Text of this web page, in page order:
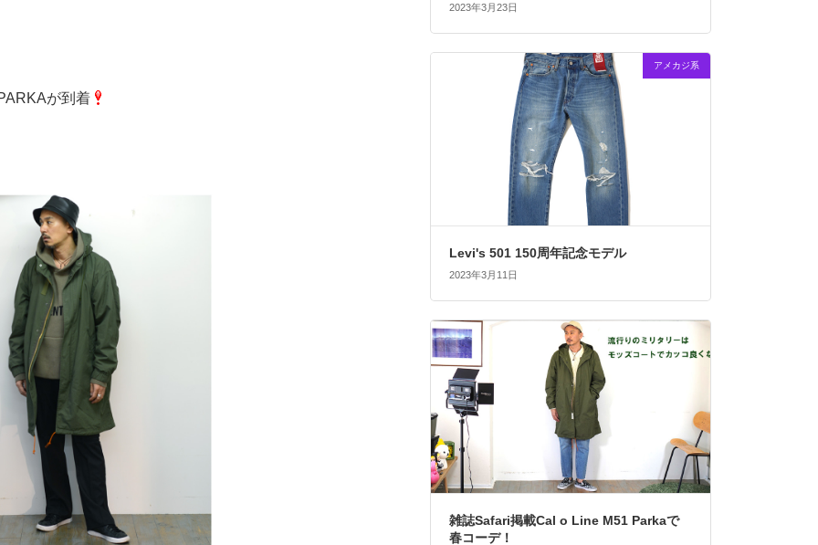
が到着
2023年3月23日
アメカジ系
Levi's 501 150周年記念モデル
2023年3月11日
雑誌Safari掲載Cal o Line M51 Parkaで
春コーデ！